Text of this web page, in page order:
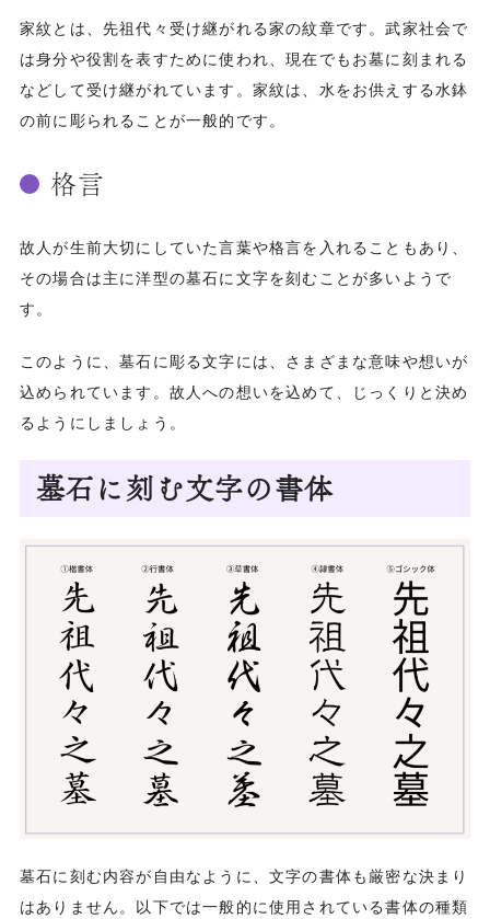
家紋とは、先祖代々受け継がれる家の紋章です。武家社会で
は身分や役割を表すために使われ、現在でもお墓に刻まれる
などして受け継がれています。家紋は、水をお供えする水鉢
の前に彫られることが一般的です。
格言
故人が生前大切にしていた言葉や格言を入れることもあり、
その場合は主に洋型の墓石に文字を刻むことが多いようで
す。
このように、墓石に彫る文字には、さまざまな意味や想いが
込められています。故人への想いを込めて、じっくりと決め
るようにしましょう。
墓石に刻む文字の書体
墓石に刻む内容が自由なように、文字の書体も厳密な決まり
はありません。以下では一般的に使用されている書体の種類